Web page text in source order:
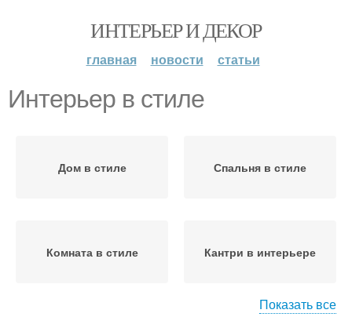
ИНТЕРЬЕР И ДЕКОР
главная новости статьи
Интерьер в стиле
Дом в стиле Спальня в стиле
Комната в стиле Кантри в интерьере
Показать все